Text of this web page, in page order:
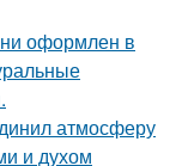
оформлен в
атмосферу
и духом